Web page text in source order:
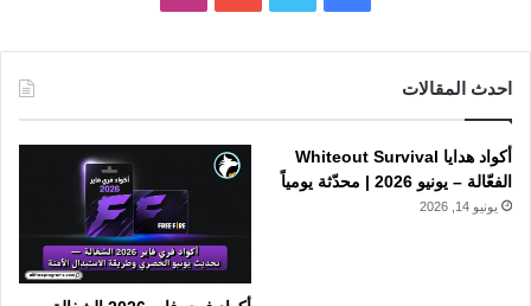
احدث المقالات
أكواد هدايا Whiteout Survival
الفعّالة – يونيو 2026 | محدّثة يومياً
يونيو 14, 2026